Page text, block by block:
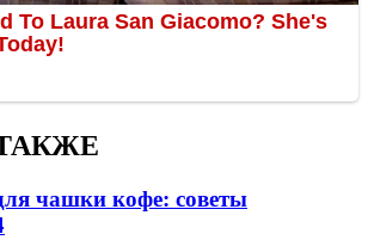
чашки кофе: советы